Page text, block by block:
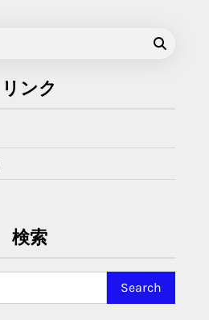
リンク
検索